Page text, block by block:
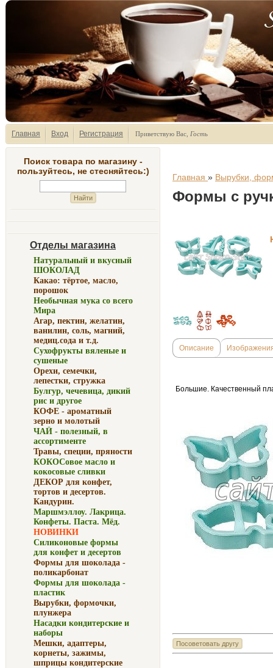
Главная Вход Регистрация Приветствую Вас Гость
Поиск товара по магазину -
пользуйтесь, не стесняйтесь:)
Отделы магазина
Натуральный и вкусный
ШОКОЛАД
Какао: тёртое, масло,
порошок
Необычная мука со всего
Мира
Агар, пектин, желатин,
ванилин, соль, магний,
медиц.сода и т.д.
Сухофрукты вяленые и
сушеные
Орехи, семечки,
лепестки, стружка
Булгур, чечевица, дикий
рис и другое
КОФЕ - ароматный
зерно и молотый
ЧАЙ - полезный, в
ассортименте
Травы, специи, пряности
КОКОСовое масло и
кокосовые сливки
ДЕКОР для конфет,
тортов и десертов.
Кандурин.
Маршмэллоу. Лакрица.
Конфеты. Паста. Мёд.
НОВИНКИ
Силиконовые формы
для конфет и десертов
Формы для шоколада -
поликарбонат
Формы для шоколада -
пластик
Вырубки, формочки,
плунжера
Насадки кондитерские и
наборы
Мешки, адаптеры,
корнеты, зажимы,
шприцы кондитерские
Главная » Вырубки,
Формы с
Описание
Большие. Качественный